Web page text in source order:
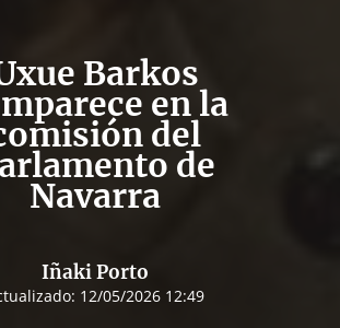
Barkos
en la
del
de
Navarra
Iñaki Porto
12/05/2026 12:49